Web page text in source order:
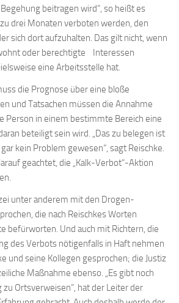
beitragen wird“, so heißt es
drei Monaten verboten werden, den
sich dort aufzuhalten. Das gilt nicht, wenn
oder berechtigte Interessen
eine Arbeitsstelle hat.
die Prognose über eine bloße
und Tatsachen müssen die Annahme
Person in einem bestimmte Bereich eine
beteiligt sein wird. „Das zu belegen ist
kein Problem gewesen“, sagt Reischke.
geachtet, die „Kalk-Verbot“-Aktion
unter anderem mit den Drogen-
die nach Reischkes Worten
befürworten. Und auch mit Richtern, die
des Verbots nötigenfalls in Haft nehmen
und seine Kollegen gesprochen; die Justiz
Maßnahme ebenso. „Es gibt noch
Ortsverweisen“, hat der Leiter der